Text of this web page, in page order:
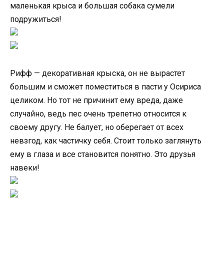
маленькая крыса и большая собака сумели
подружиться!
Рифф — декоративная крыска, он не вырастет
большим и сможет поместиться в пасти у Осириса
целиком. Но тот не причинит ему вреда, даже
случайно, ведь пес очень трепетно относится к
своему другу. Не балует, но оберегает от всех
невзгод, как частичку себя. Стоит только заглянуть
ему в глаза и все становится понятно. Это друзья
навеки!